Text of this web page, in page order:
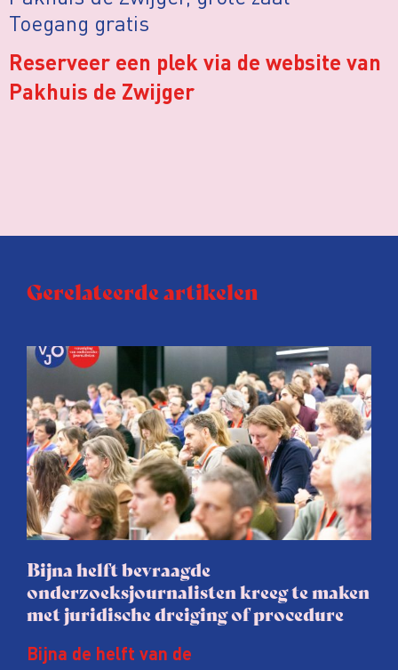
Toegang gratis
Reserveer een plek via de website van
Pakhuis de Zwijger
Gerelateerde artikelen
Bijna helft bevraagde
onderzoeksjournalisten kreeg te maken
met juridische dreiging of procedure
Bijna de helft van de